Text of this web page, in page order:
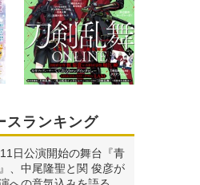
スランキング
日公演開始の舞台『青
、中尾隆聖と関 俊彦が